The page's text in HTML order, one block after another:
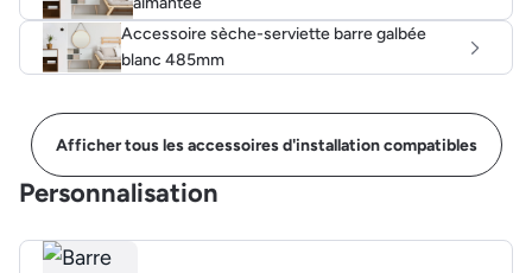
Accessoire sèche-serviette barre galbée
blanc 485mm
Afficher tous les accessoires d'installation compatibles
Personnalisation